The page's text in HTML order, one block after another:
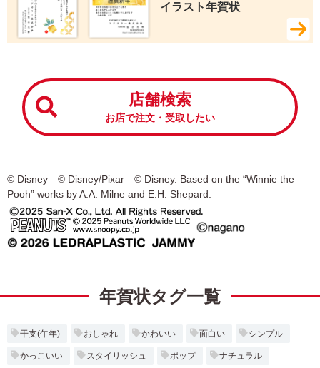
イラスト年賀状
店舗検索
お店で注文・受取したい
© Disney © Disney/Pixar © Disney. Based on the “Winnie the
Pooh” works by A.A. Milne and E.H. Shepard.
年賀状タグ一覧
干支(午年) おしゃれ かわいい 面白い シンプル
かっこいい スタイリッシュ ポップ ナチュラル